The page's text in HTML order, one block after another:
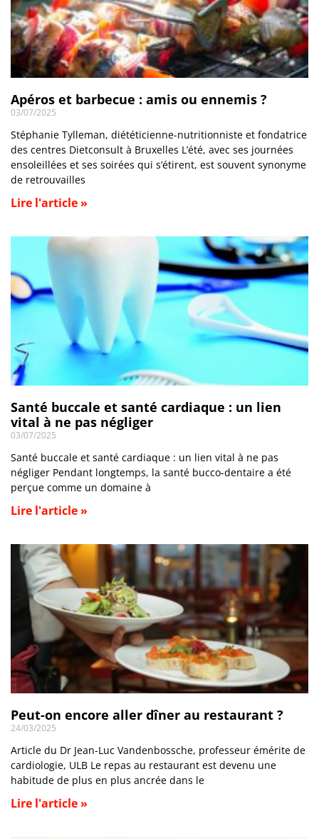
Apéros et barbecue : amis ou ennemis ?
03/07/2025
Stéphanie Tylleman, diététicienne-nutritionniste et fondatrice
des centres Dietconsult à Bruxelles L’été, avec ses journées
ensoleillées et ses soirées qui s’étirent, est souvent synonyme
de retrouvailles
Lire l'article »
Santé buccale et santé cardiaque : un lien
vital à ne pas négliger
03/07/2025
Santé buccale et santé cardiaque : un lien vital à ne pas
négliger Pendant longtemps, la santé bucco-dentaire a été
perçue comme un domaine à
Lire l'article »
Peut-on encore aller dîner au restaurant ?
24/03/2025
Article du Dr Jean-Luc Vandenbossche, professeur émérite de
cardiologie, ULB Le repas au restaurant est devenu une
habitude de plus en plus ancrée dans le
Lire l'article »